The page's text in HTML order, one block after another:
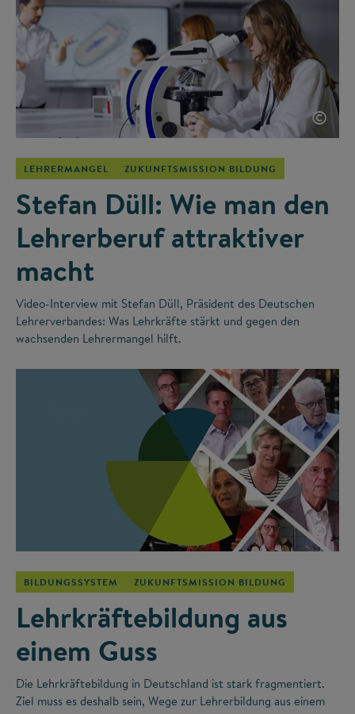
©
LEHRERMANGEL ZUKUNFTSMISSION BILDUNG
Stefan Düll: Wie man den
Lehrerberuf attraktiver
macht
Video-Interview mit Stefan Düll, Präsident des Deutschen
Lehrerverbandes: Was Lehrkräfte stärkt und gegen den
wachsenden Lehrermangel hilft.
©
BILDUNGSSYSTEM ZUKUNFTSMISSION BILDUNG
Lehrkräftebildung aus
einem Guss
Die Lehrkräftebildung in Deutschland ist stark fragmentiert.
Ziel muss es deshalb sein, Wege zur Lehrerbildung aus einem